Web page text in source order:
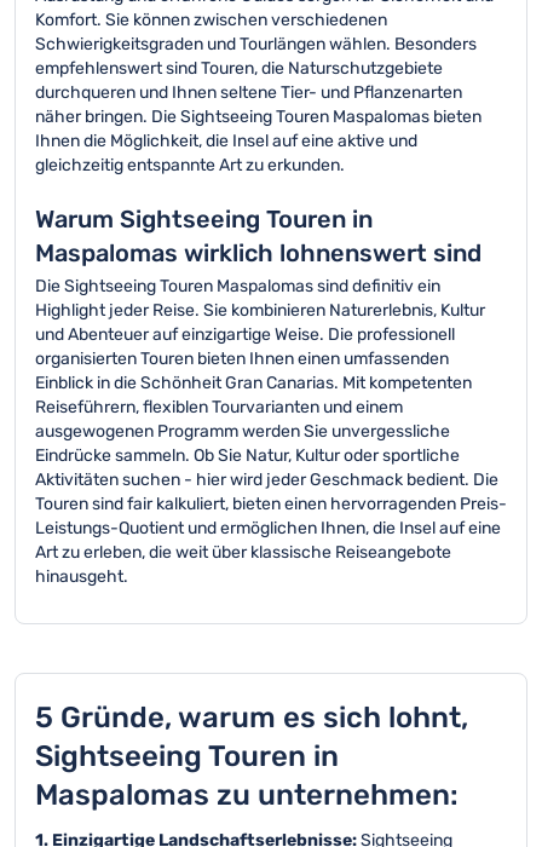
Komfort. Sie können zwischen verschiedenen
Schwierigkeitsgraden und Tourlängen wählen. Besonders
empfehlenswert sind Touren, die Naturschutzgebiete
durchqueren und Ihnen seltene Tier- und Pflanzenarten
näher bringen. Die Sightseeing Touren Maspalomas bieten
Ihnen die Möglichkeit, die Insel auf eine aktive und
gleichzeitig entspannte Art zu erkunden.
Warum Sightseeing Touren in
Maspalomas wirklich lohnenswert sind
Die Sightseeing Touren Maspalomas sind definitiv ein
Highlight jeder Reise. Sie kombinieren Naturerlebnis, Kultur
und Abenteuer auf einzigartige Weise. Die professionell
organisierten Touren bieten Ihnen einen umfassenden
Einblick in die Schönheit Gran Canarias. Mit kompetenten
Reiseführern, flexiblen Tourvarianten und einem
ausgewogenen Programm werden Sie unvergessliche
Eindrücke sammeln. Ob Sie Natur, Kultur oder sportliche
Aktivitäten suchen - hier wird jeder Geschmack bedient. Die
Touren sind fair kalkuliert, bieten einen hervorragenden Preis-
Leistungs-Quotient und ermöglichen Ihnen, die Insel auf eine
Art zu erleben, die weit über klassische Reiseangebote
hinausgeht.
5 Gründe, warum es sich lohnt,
Sightseeing Touren in
Maspalomas zu unternehmen:
1. Einzigartige Landschaftserlebnisse:Sightseeing